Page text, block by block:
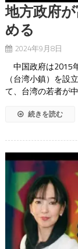
地方政府
める
2024年9月8日
中国政府は2015
（台湾小鎮）を設
て、台湾の若者が中
続きを読む